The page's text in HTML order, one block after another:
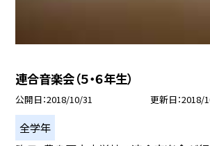
連合音楽会（５・６年生）
公開日 2018/10/31 更新日 2018/
全学年